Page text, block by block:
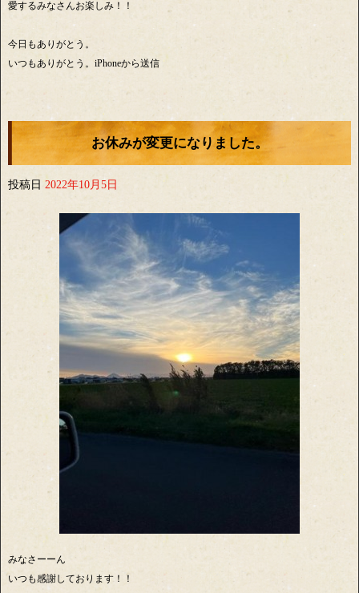
愛するみなさんお楽しみ！！
今日もありがとう。
いつもありがとう。iPhoneから送信
お休みが変更になりました。
投稿日 2022年10月5日
みなさーーん
いつも感謝しております！！